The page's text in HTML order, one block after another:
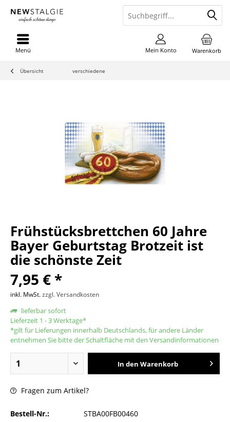
Warenkorb
Mein Konto
Menü
Übersicht verschiedene
Frühstücksbrettchen 60 Jahre
Bayer Geburtstag Brotzeit ist
die schönste Zeit
7,95 € *
inkl. MwSt.zzgl. Versandkosten
lieferbar sofort
Lieferzeit 1 - 3 Werktage*
*gilt für Lieferungen innerhalb Deutschlands, für andere Länder
entnehmen Sie bitte der Schaltfläche mit den Versandinformationen
In den Warenkorb
Fragen zum Artikel?
Bestell-Nr.: STBA00FB00460